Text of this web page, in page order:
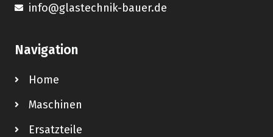
info@glastechnik-bauer.de
Navigation
Home
Maschinen
Ersatzteile